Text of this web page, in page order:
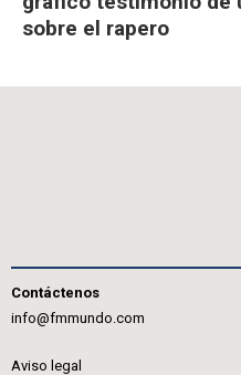
sobre el rapero
Contáctenos
info@fmmundo.com
Aviso legal